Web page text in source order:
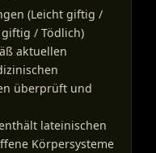
(Leicht giftig /
/ Tödlich)
aktuellen
überprüft und
lateinischen
Körpersysteme